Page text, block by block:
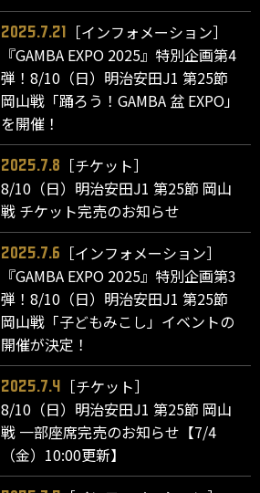
2025.7.21
［インフォメーション］
『GAMBA EXPO 2025』特別企画第4
弾！8/10（日）明治安田J1 第25節
岡山戦「踊ろう！GAMBA 盆 EXPO」
を開催！
2025.7.8
［チケット］
8/10（日）明治安田J1 第25節 岡山
戦 チケット完売のお知らせ
2025.7.6
［インフォメーション］
『GAMBA EXPO 2025』特別企画第3
弾！8/10（日）明治安田J1 第25節
岡山戦「子どもみこし」イベントの
開催が決定！
2025.7.4
［チケット］
8/10（日）明治安田J1 第25節 岡山
戦 一部座席完売のお知らせ【7/4
（金）10:00更新】